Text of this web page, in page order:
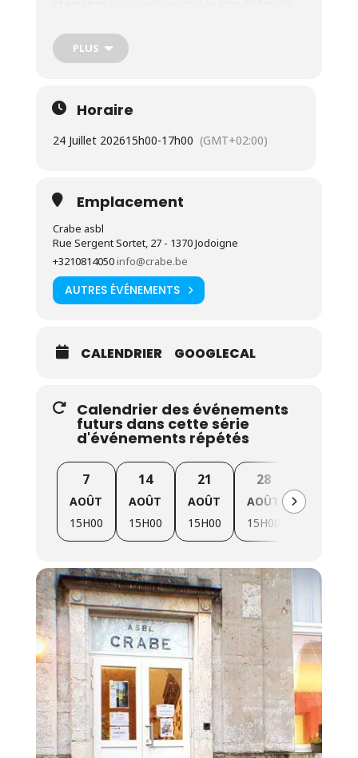
au 09 octobre 2026.
Adresse:
Le Crabe asbl – Rue Sergent Sortet, 27 à
Vendredi
(15h à 18h) : Marché de la
Cliquez ici pour en savoir plus sur nos marchés et
notre production de légumes bio par notre centre
d’insertion.
PLUS
Horaire
24 Juillet 202615h00-17h00 (GMT+02:00)
Emplacement
Crabe asbl
Rue Sergent Sortet, 27 - 1370 Jodoigne
+3210814050info@crabe.be
AUTRES ÉVÉNEMENTS
CALENDRIER GOOGLECAL
Calendrier des événements
futurs dans cette série
d'événements répétés
7
AOÛT
15H00
14
AOÛT
15H00
21
AOÛT
15H00
28
AOÛT
15H00